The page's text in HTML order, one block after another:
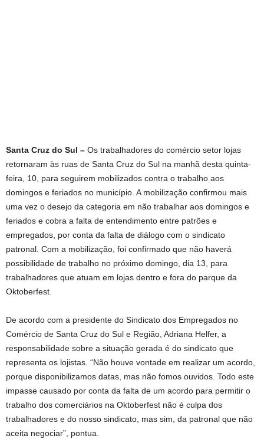
Santa Cruz do Sul – Os trabalhadores do comércio setor lojas
retornaram às ruas de Santa Cruz do Sul na manhã desta quinta-
feira, 10, para seguirem mobilizados contra o trabalho aos
domingos e feriados no município. A mobilização confirmou mais
uma vez o desejo da categoria em não trabalhar aos domingos e
feriados e cobra a falta de entendimento entre patrões e
empregados, por conta da falta de diálogo com o sindicato
patronal. Com a mobilização, foi confirmado que não haverá
possibilidade de trabalho no próximo domingo, dia 13, para
trabalhadores que atuam em lojas dentro e fora do parque da
Oktoberfest.
De acordo com a presidente do Sindicato dos Empregados no
Comércio de Santa Cruz do Sul e Região, Adriana Helfer, a
responsabilidade sobre a situação gerada é do sindicato que
representa os lojistas. “Não houve vontade em realizar um acordo,
porque disponibilizamos datas, mas não fomos ouvidos. Todo este
impasse causado por conta da falta de um acordo para permitir o
trabalho dos comerciários na Oktoberfest não é culpa dos
trabalhadores e do nosso sindicato, mas sim, da patronal que não
aceita negociar”, pontua.